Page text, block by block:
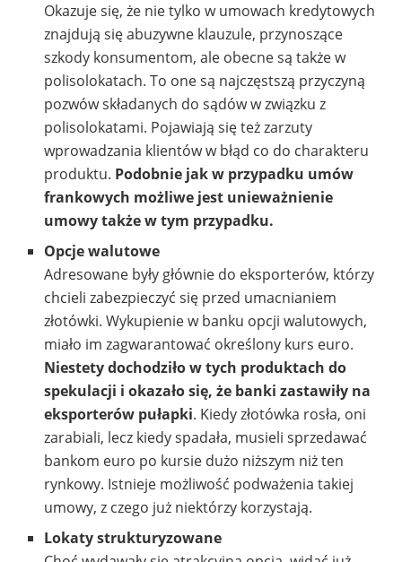
Okazuje się, że nie tylko w umowach kredytowych
znajdują się abuzywne klauzule, przynoszące
szkody konsumentom, ale obecne są także w
polisolokatach. To one są najczęstszą przyczyną
pozwów składanych do sądów w związku z
polisolokatami. Pojawiają się też zarzuty
wprowadzania klientów w błąd co do charakteru
produktu. Podobnie jak w przypadku umów
frankowych możliwe jest unieważnienie
umowy także w tym przypadku.
Opcje walutowe
Adresowane były głównie do eksporterów, którzy
chcieli zabezpieczyć się przed umacnianiem
złotówki. Wykupienie w banku opcji walutowych,
miało im zagwarantować określony kurs euro.
Niestety dochodziło w tych produktach do
spekulacji i okazało się, że banki zastawiły na
eksporterów pułapki. Kiedy złotówka rosła, oni
zarabiali, lecz kiedy spadała, musieli sprzedawać
bankom euro po kursie dużo niższym niż ten
rynkowy. Istnieje możliwość podważenia takiej
umowy, z czego już niektórzy korzystają.
Lokaty strukturyzowane